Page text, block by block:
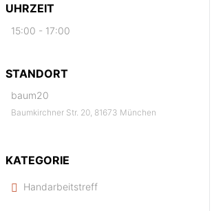
UHRZEIT
15:00 - 17:00
STANDORT
baum20
Baumkirchner Str. 20, 81673 München
KATEGORIE
Handarbeitstreff